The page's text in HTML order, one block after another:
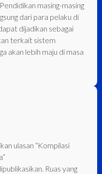
masing-masing
dari para pelaku di
dijadikan sebagai
terkait sistem
akan lebih maju di masa
ulasan “Kompilasi
Ruas yang